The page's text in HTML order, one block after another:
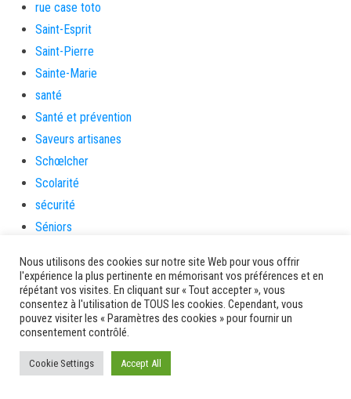
rue case toto
Saint-Esprit
Saint-Pierre
Sainte-Marie
santé
Santé et prévention
Saveurs artisanes
Schœlcher
Scolarité
sécurité
Séniors
Service de l'urbanisme
Services
sinistrés
social
Solidarité
Solidarités
Nous utilisons des cookies sur notre site Web pour vous offrir
l'expérience la plus pertinente en mémorisant vos préférences et en
répétant vos visites. En cliquant sur « Tout accepter », vous
consentez à l'utilisation de TOUS les cookies. Cependant, vous
pouvez visiter les « Paramètres des cookies » pour fournir un
consentement contrôlé.
Cookie Settings Accept All